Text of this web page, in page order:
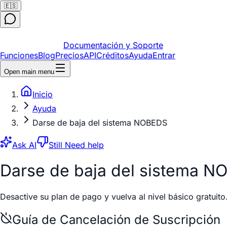
🇪🇸
Documentación y Soporte
FuncionesBlogPreciosAPICréditosAyudaEntrar
Open main menu
Inicio
Ayuda
Darse de baja del sistema NOBEDS
Ask AI Still Need help
Darse de baja del sistema
Desactive su plan de pago y vuelva al nivel básico gratuito.
Guía de Cancelación de Suscripción